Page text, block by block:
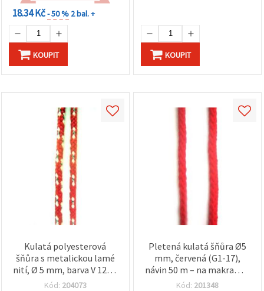
18.34 Kč- 50 % 2 bal. +
KOUPIT KOUPIT
Kulatá polyesterová
šňůra s metalickou lamé
nití, Ø 5 mm, barva V 125 –
30 m
Kód: 204073
Pletená kulatá šňůra Ø5
mm, červená (G1-17),
návin 50 m – na makramé,
dekorace a kreativní
Kód: 201348